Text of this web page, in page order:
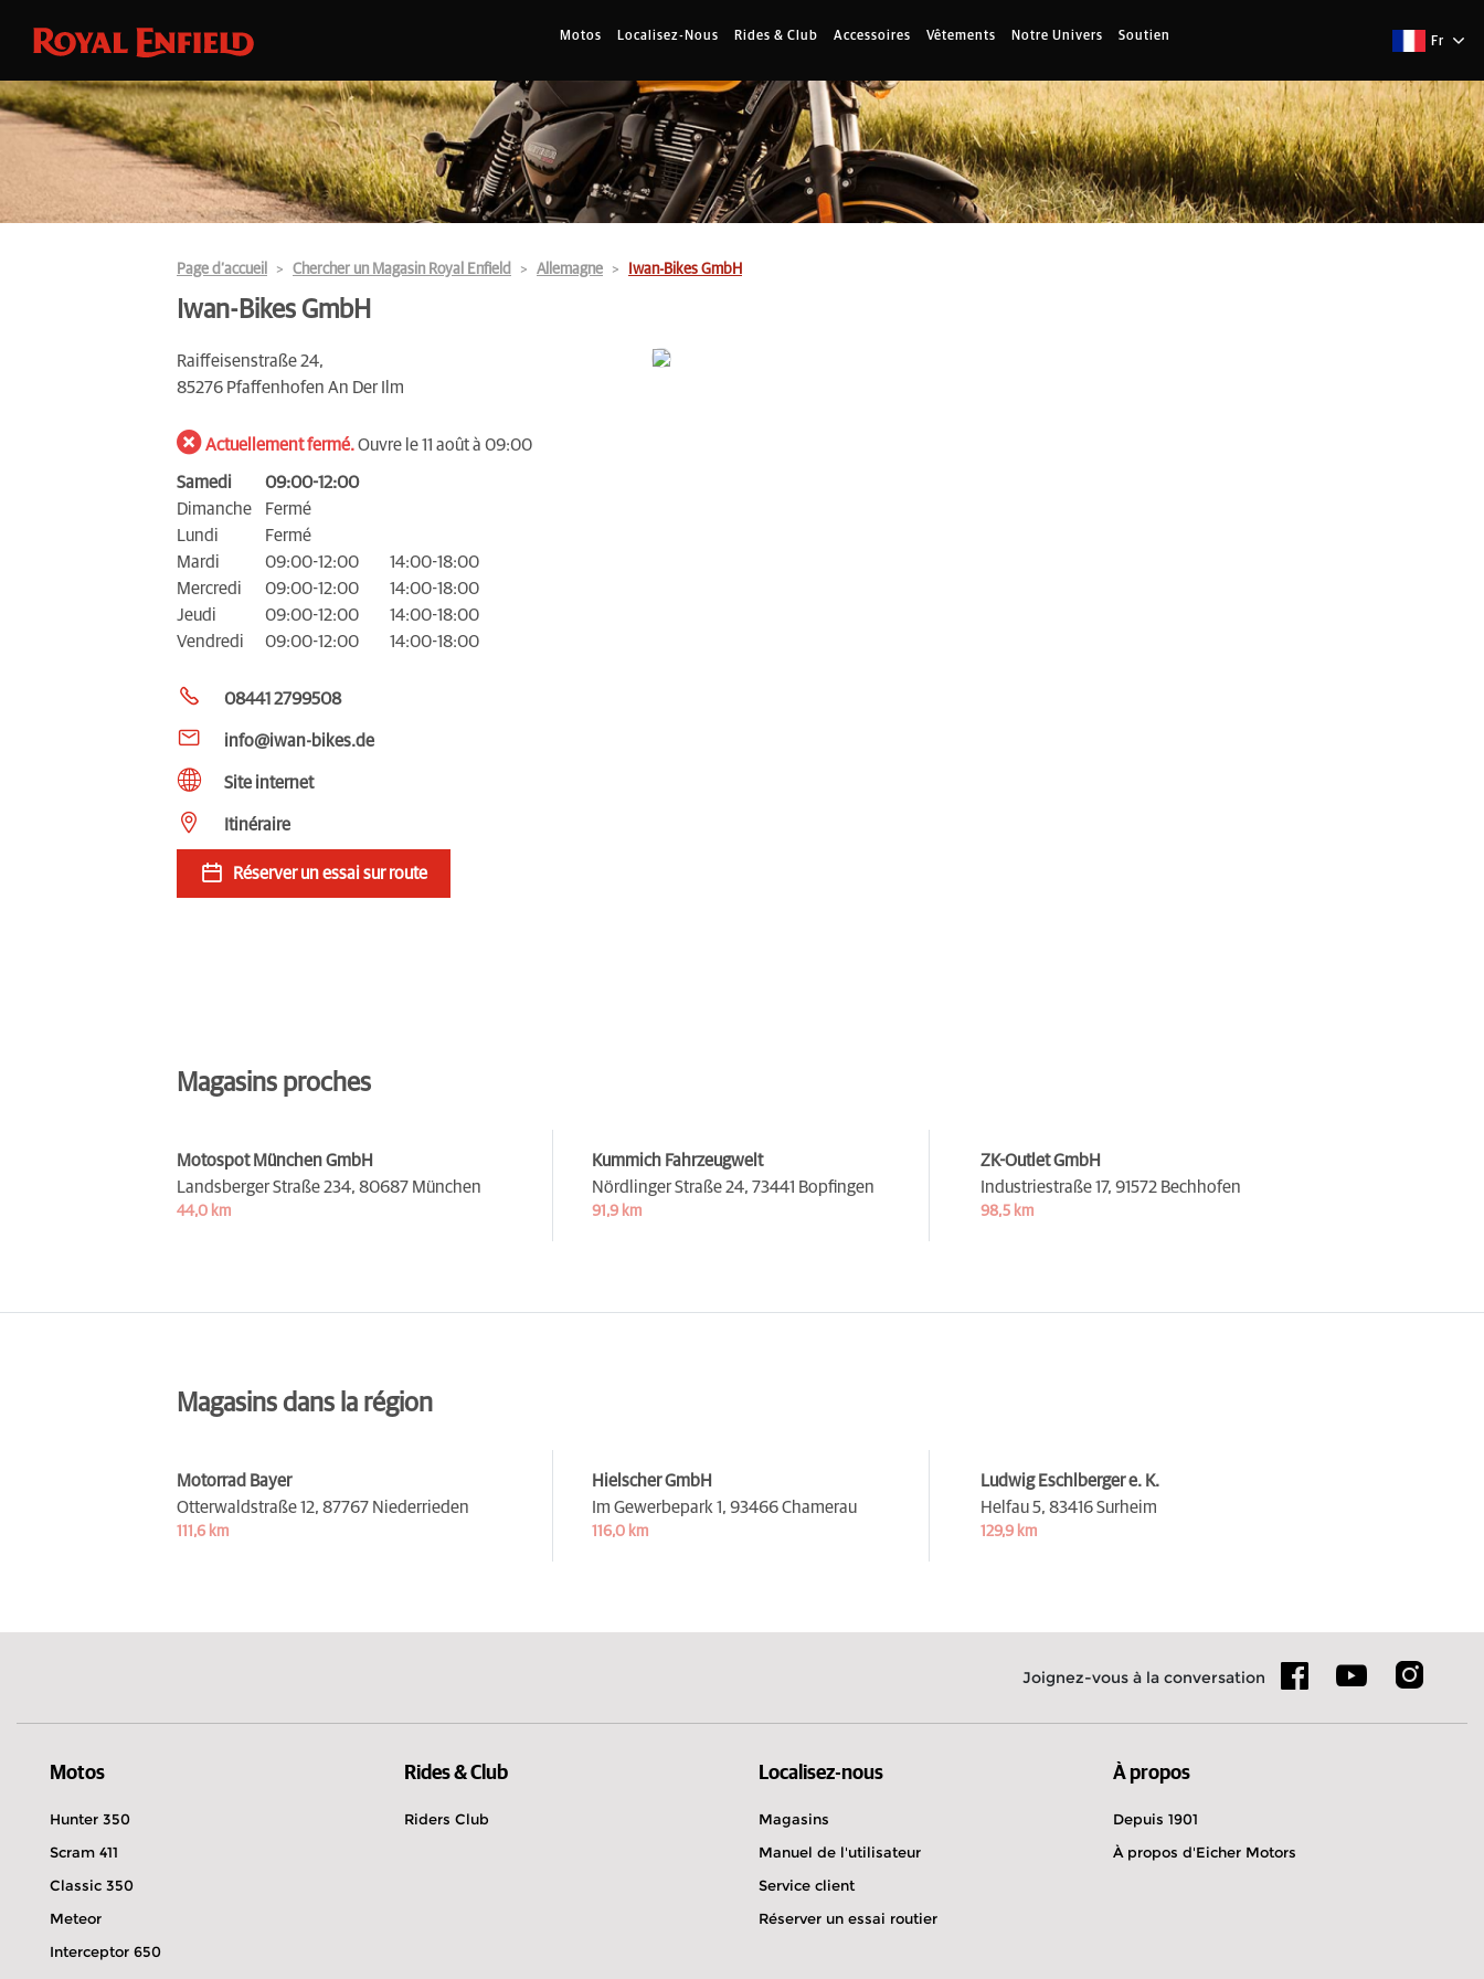
Motos Localisez-Nous Rides & Club Accessoires Vêtements Notre Univers Soutien Fr
Page d’accueil Chercher un Magasin Royal Enfield Allemagne Iwan-Bikes GmbH
Iwan-Bikes GmbH
Raiffeisenstraße 24,
85276 Pfaffenhofen An Der Ilm
Actuellement fermé.Ouvre le 11 août à 09:00
Samedi
09:00-12:00
Dimanche
Fermé
Lundi
Fermé
Mardi
09:00-12:00
14:00-18:00
Mercredi
09:00-12:00
14:00-18:00
Jeudi
09:00-12:00
14:00-18:00
Vendredi
09:00-12:00 14:00-18:00
08441 2799508
info@iwan-bikes.de
Site internet
Itinéraire
Réserver un essai sur route
Magasins proches
Motospot München GmbH
Landsberger Straße 234, 80687 München
44,0 km
Kummich Fahrzeugwelt
Nördlinger Straße 24, 73441 Bopfingen
91,9 km
ZK-Outlet GmbH
Industriestraße 17, 91572 Bechhofen
98,5 km
Magasins dans la région
Motorrad Bayer
Otterwaldstraße 12, 87767 Niederrieden
111,6 km
Hielscher GmbH
Im Gewerbepark 1, 93466 Chamerau
116,0 km
Ludwig Eschlberger e. K.
Helfau 5, 83416 Surheim
129,9 km
Joignez-vous à la conversation
Motos
Hunter 350
Scram 411
Classic 350
Meteor
Interceptor 650
Rides & Club
Riders Club
Localisez-nous
Magasins
Manuel de l'utilisateur
Service client
Réserver un essai routier
À propos
Depuis 1901
À propos d'Eicher Motors